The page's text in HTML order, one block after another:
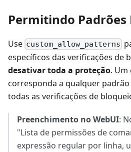
Permitindo Padrões
Use custom_allow_patterns
específicos das verificações de
desativar toda a proteção.
corresponda a qualquer
todas as verificações de
Preenchimento no WebUI:
"Lista de permissões de
expressão regular por linha,